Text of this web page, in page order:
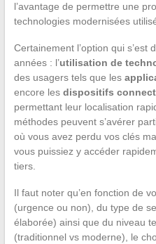
l’avantage de permettre une
technologies modernisées
Certainement l’option qui s’est
années : l’utilisation de
des usagers tels que les
encore les dispositifs
permettant leur localisation
méthodes peuvent s’avérer
où vous avez perdu vos clés
vous puissiez y accéder
tiers.
Il faut noter qu’en fonction de
(urgence ou non), du type de
élaborée) ainsi que du niveau
(traditionnel vs moderne), le